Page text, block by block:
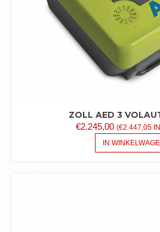
ZOLL AED 3
€2.245,00 (€2.447,05
IN